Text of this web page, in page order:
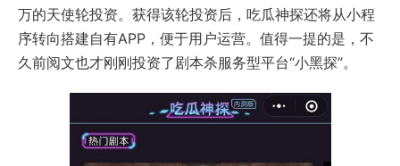
万的天使轮投资。获得该轮投资后，吃瓜神探还将从小程
序转向搭建自有APP，便于用户运营。值得一提的是，不
久前阅文也才刚刚投资了剧本杀服务型平台“小黑探”。